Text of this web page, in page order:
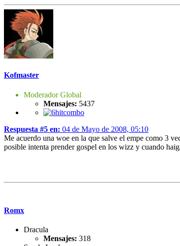
Kofmaster
Moderador Global
Mensajes: 5437
Respuesta #5 en: 04 de Mayo de 2008, 05:10
Me acuerdo una woe en la que salve el empe como 3
posible intenta prender gospel en los wizz y cuando
Romx
Dracula
Mensajes: 318